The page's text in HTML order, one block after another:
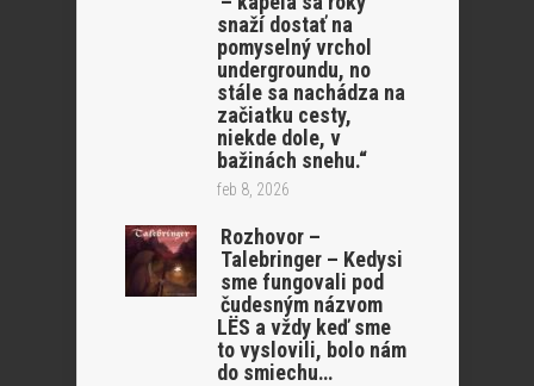
snaží dostať na
pomyselný vrchol
undergroundu, no
stále sa nachádza na
začiatku cesty,
niekde dole, v
bažinách snehu.“
feb 8, 2026
Rozhovor –
Talebringer – Kedysi
sme fungovali pod
čudesným názvom
LËS a vždy keď sme
to vyslovili, bolo nám
do smiechu…